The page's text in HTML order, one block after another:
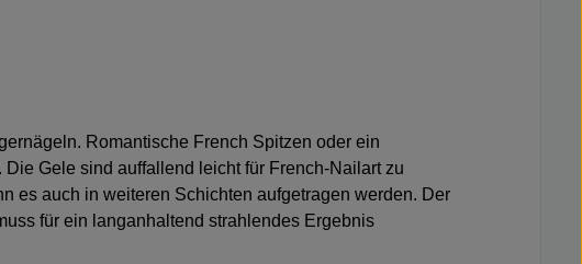
Romantische French Spitzen oder ein
Gele sind auffallend leicht für French-Nailart zu
es auch in weiteren Schichten aufgetragen werden. Der
für ein langanhaltend strahlendes Ergebnis